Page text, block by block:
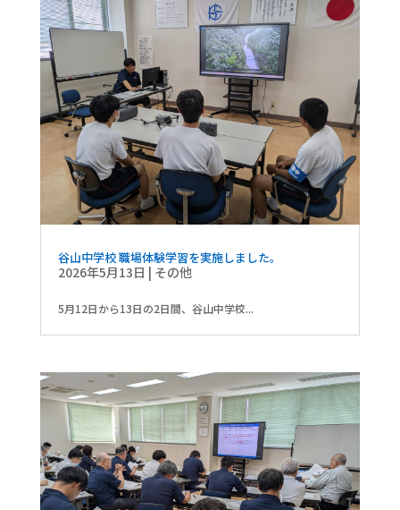
谷山中学校 職場体験学習を実施しました。
2026年5月13日 | その他
5月12日から13日の2日間、谷山中学校...